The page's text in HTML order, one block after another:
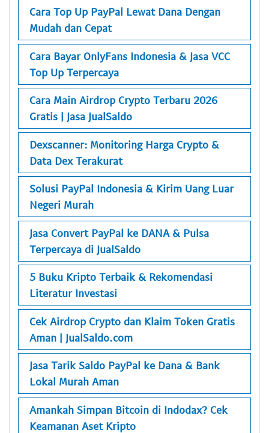
Cara Top Up PayPal Lewat Dana Dengan
Mudah dan Cepat
Cara Bayar OnlyFans Indonesia & Jasa VCC
Top Up Terpercaya
Cara Main Airdrop Crypto Terbaru 2026
Gratis | Jasa JualSaldo
Dexscanner: Monitoring Harga Crypto &
Data Dex Terakurat
Solusi PayPal Indonesia & Kirim Uang Luar
Negeri Murah
Jasa Convert PayPal ke DANA & Pulsa
Terpercaya di JualSaldo
5 Buku Kripto Terbaik & Rekomendasi
Literatur Investasi
Cek Airdrop Crypto dan Klaim Token Gratis
Aman | JualSaldo.com
Jasa Tarik Saldo PayPal ke Dana & Bank
Lokal Murah Aman
Amankah Simpan Bitcoin di Indodax? Cek
Keamanan Aset Kripto